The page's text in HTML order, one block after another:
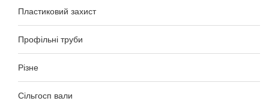
Пластиковий захист
Профільні труби
Різне
Сільгосп вали